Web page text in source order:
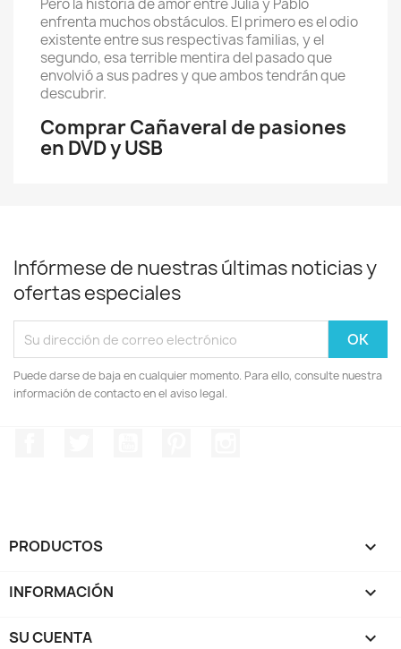
Pero la historia de amor entre Julia y Pablo
enfrenta muchos obstáculos. El primero es el odio
existente entre sus respectivas familias, y el
segundo, esa terrible mentira del pasado que
envolvió a sus padres y que ambos tendrán que
descubrir.
Comprar Cañaveral de pasiones
en DVD y USB
Infórmese de nuestras últimas noticias y
ofertas especiales
Puede darse de baja en cualquier momento. Para ello, consulte nuestra
información de contacto en el aviso legal.
PRODUCTOS 
INFORMACIÓN 
SU CUENTA 